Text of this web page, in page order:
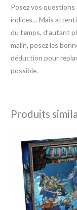
Posez vos questions
indices… Mais
du temps, d’autant
malin, posez les
déduction pour
possible.
Produits